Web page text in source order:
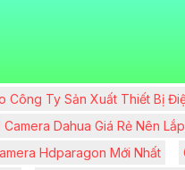
Công Ty Sản Xuất Thiết Bị
Camera Dahua Giá Rẻ Nên
Hdparagon Mới Nhất